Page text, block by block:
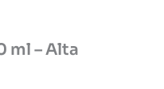
ml – Alta